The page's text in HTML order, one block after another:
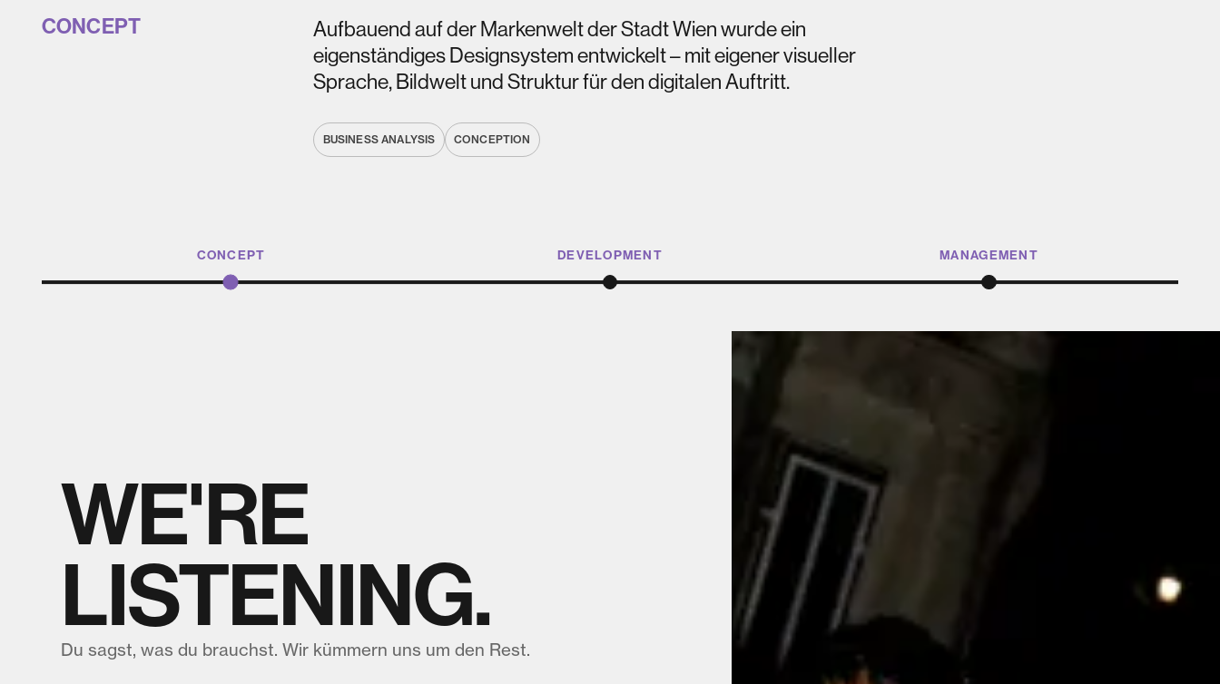
CONCEPT
Aufbauend auf der Markenwelt der Stadt Wien wurde ein
eigenständiges Designsystem entwickelt – mit eigener visueller
Sprache, Bildwelt und Struktur für den digitalen Auftritt.
BUSINESS ANALYSIS CONCEPTION
CONCEPT DEVELOPMENT MANAGEMENT
WE'RE
LISTENING.
Du sagst, was du brauchst. Wir kümmern uns um den Rest.